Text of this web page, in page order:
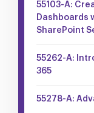
55103-A:
Dashboards
SharePoint
55262-A:
365
55278-A: